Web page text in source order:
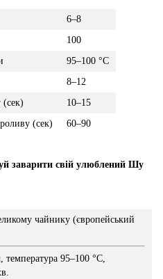
6–8
100
95–100 °C
8–12
(сек)
10–15
(сек)
60–90
заварити свій улюблений Шу
чайнику (європейський
95–100 °C,